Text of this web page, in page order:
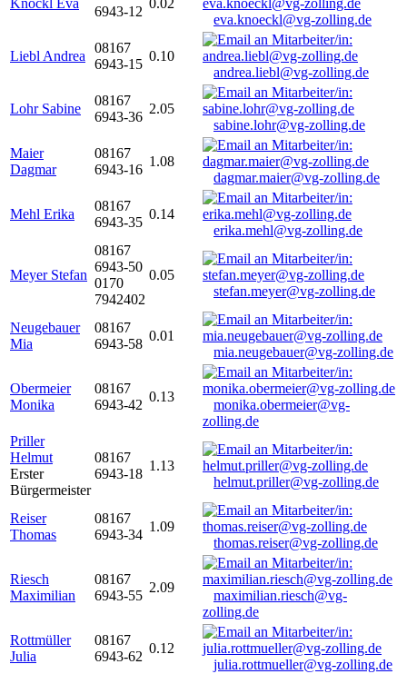
Knöckl Eva
6943-12
0.02
eva.knoeckl@vg-zolling.de
Liebl Andrea
08167
6943-15
0.10
andrea.liebl@vg-zolling.de
Lohr Sabine
08167
6943-36
2.05
sabine.lohr@vg-zolling.de
Maier
Dagmar
08167
6943-16
1.08
dagmar.maier@vg-zolling.de
Mehl Erika
08167
6943-35
0.14
erika.mehl@vg-zolling.de
Meyer Stefan
08167
6943-50
0170
7942402
0.05
stefan.meyer@vg-zolling.de
Neugebauer
Mia
08167
6943-58
0.01
mia.neugebauer@vg-zolling.de
Obermeier
Monika
08167
6943-42
0.13
monika.obermeier@vg-
zolling.de
Priller
Helmut
Erster
Bürgermeister
08167
6943-18
1.13
helmut.priller@vg-zolling.de
Reiser
Thomas
08167
6943-34
1.09
thomas.reiser@vg-zolling.de
Riesch
Maximilian
08167
6943-55
2.09
maximilian.riesch@vg-
zolling.de
Rottmüller
Julia
08167
6943-62
0.12
julia.rottmueller@vg-zolling.de